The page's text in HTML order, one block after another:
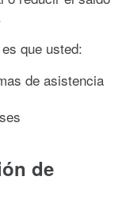
que usted:
de asistencia
de